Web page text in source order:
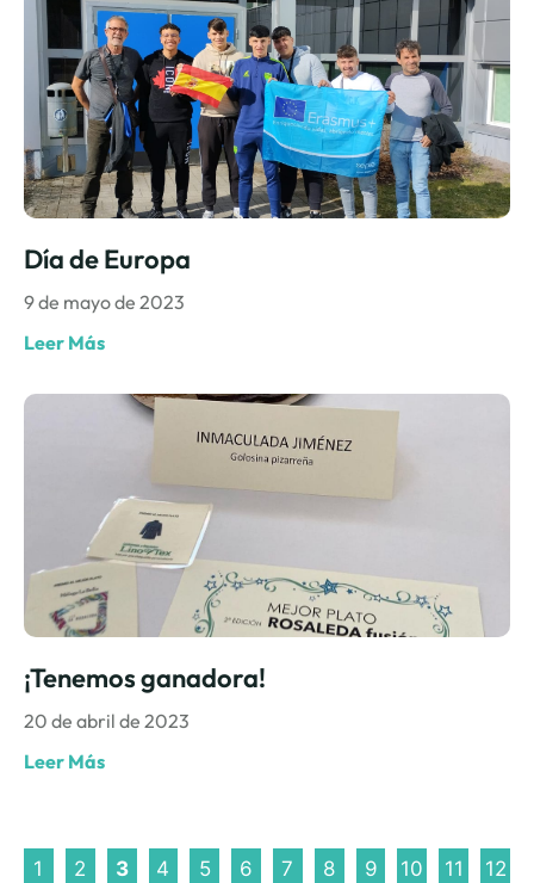
Día de Europa
9 de mayo de 2023
Leer Más
¡Tenemos ganadora!
20 de abril de 2023
Leer Más
1 2 3 4 5 6 7 8 9 10 11 12